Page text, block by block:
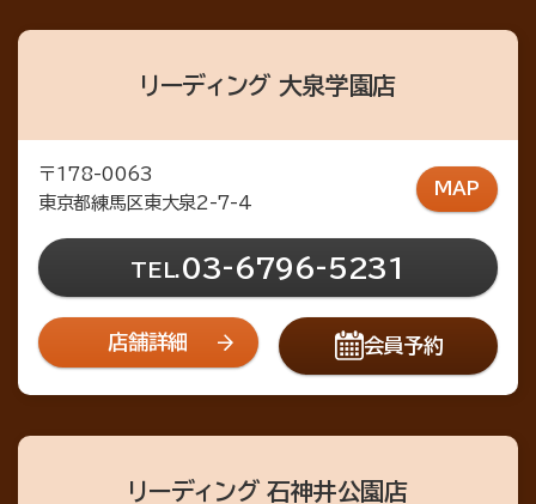
リーディング 大泉学園店
〒178-0063
東京都練馬区東大泉2-7-4
MAP
TEL.03-6796-5231
店舗詳細 会員予約
リーディング 石神井公園店